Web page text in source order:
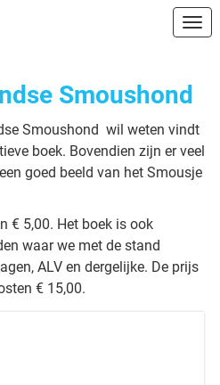
Smoushond
Smoushond wil weten vindt
boek. Bovendien zijn er veel
goed beeld van het Smousje
€ 5,00. Het boek is ook
waar we met de stand
ALV en dergelijke. De prijs
€ 15,00.